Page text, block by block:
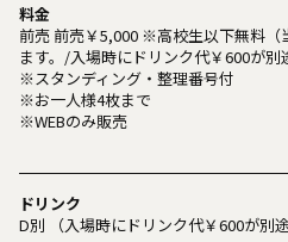
料金
前売 前売￥5,000 ※高校生以下無料（
ます。/入場時にドリンク代￥600が別
※スタンディング・整理番号付
※お一人様4枚まで
※WEBのみ販売
ドリンク
D別 （入場時にドリンク代￥600が別途